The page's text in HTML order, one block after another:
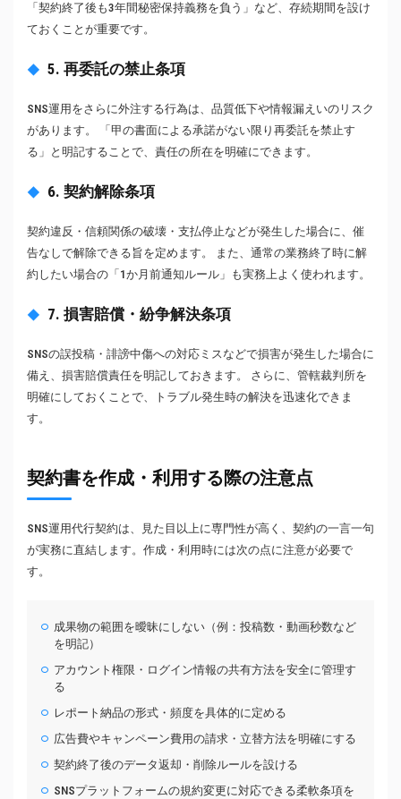
「契約終了後も3年間秘密保持義務を負う」など、存続期間を設け
ておくことが重要です。
5. 再委託の禁止条項
SNS運用をさらに外注する行為は、品質低下や情報漏えいのリスク
があります。 「甲の書面による承諾がない限り再委託を禁止す
る」と明記することで、責任の所在を明確にできます。
6. 契約解除条項
契約違反・信頼関係の破壊・支払停止などが発生した場合に、催
告なしで解除できる旨を定めます。 また、通常の業務終了時に解
約したい場合の「1か月前通知ルール」も実務上よく使われます。
7. 損害賠償・紛争解決条項
SNSの誤投稿・誹謗中傷への対応ミスなどで損害が発生した場合に
備え、損害賠償責任を明記しておきます。 さらに、管轄裁判所を
明確にしておくことで、トラブル発生時の解決を迅速化できま
す。
契約書を作成・利用する際の注意点
SNS運用代行契約は、見た目以上に専門性が高く、契約の一言一句
が実務に直結します。作成・利用時には次の点に注意が必要で
す。
成果物の範囲を曖昧にしない（例：投稿数・動画秒数など
を明記）
アカウント権限・ログイン情報の共有方法を安全に管理す
る
レポート納品の形式・頻度を具体的に定める
広告費やキャンペーン費用の請求・立替方法を明確にする
契約終了後のデータ返却・削除ルールを設ける
SNSプラットフォームの規約変更に対応できる柔軟条項を